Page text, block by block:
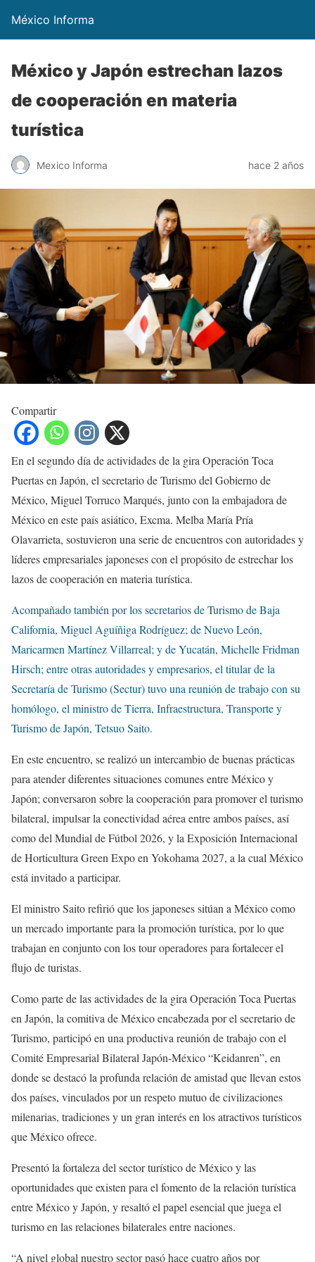
México Informa
México y Japón estrechan lazos
de cooperación en materia
turística
Mexico Informa hace 2 años
Compartir
En el segundo día de actividades de la gira Operación Toca
Puertas en Japón, el secretario de Turismo del Gobierno de
México, Miguel Torruco Marqués, junto con la embajadora de
México en este país asiático, Excma. Melba María Pría
Olavarrieta, sostuvieron una serie de encuentros con autoridades y
líderes empresariales japoneses con el propósito de estrechar los
lazos de cooperación en materia turística.
Acompañado también por los secretarios de Turismo de Baja
California, Miguel Aguíñiga Rodríguez; de Nuevo León,
Maricarmen Martínez Villarreal; y de Yucatán, Michelle Fridman
Hirsch; entre otras autoridades y empresarios, el titular de la
Secretaría de Turismo (Sectur) tuvo una reunión de trabajo con su
homólogo, el ministro de Tierra, Infraestructura, Transporte y
Turismo de Japón, Tetsuo Saito.
En este encuentro, se realizó un intercambio de buenas prácticas
para atender diferentes situaciones comunes entre México y
Japón; conversaron sobre la cooperación para promover el turismo
bilateral, impulsar la conectividad aérea entre ambos países, así
como del Mundial de Fútbol 2026, y la Exposición Internacional
de Horticultura Green Expo en Yokohama 2027, a la cual México
está invitado a participar.
El ministro Saito refirió que los japoneses sitúan a México como
un mercado importante para la promoción turística, por lo que
trabajan en conjunto con los tour operadores para fortalecer el
flujo de turistas.
Como parte de las actividades de la gira Operación Toca Puertas
en Japón, la comitiva de México encabezada por el secretario de
Turismo, participó en una productiva reunión de trabajo con el
Comité Empresarial Bilateral Japón-México “Keidanren”, en
donde se destacó la profunda relación de amistad que llevan estos
dos países, vinculados por un respeto mutuo de civilizaciones
milenarias, tradiciones y un gran interés en los atractivos turísticos
que México ofrece.
Presentó la fortaleza del sector turístico de México y las
oportunidades que existen para el fomento de la relación turística
entre México y Japón, y resaltó el papel esencial que juega el
turismo en las relaciones bilaterales entre naciones.
“A nivel global nuestro sector pasó hace cuatro años por